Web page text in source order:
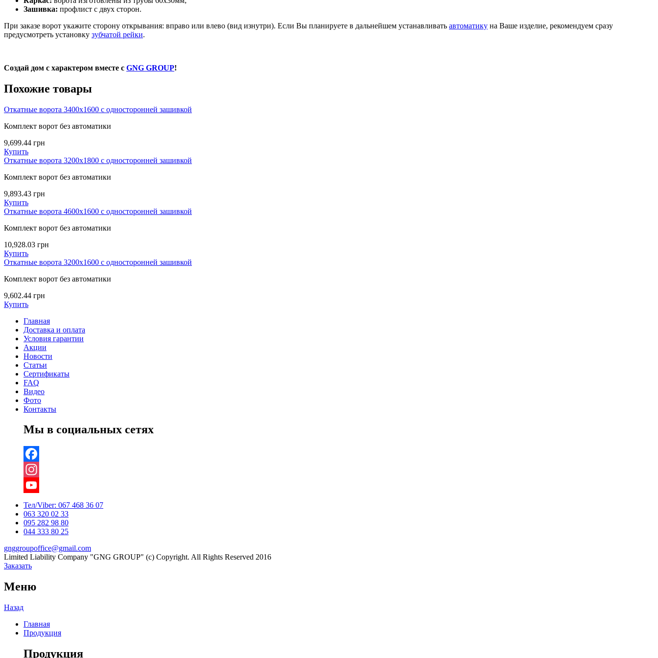
Зашивка: профлист с двух сторон.
При заказе ворот укажите сторону открывания: вправо или влево (вид изнутри). Если Вы планируете в дальнейшем устанавливать автоматику на Ваше изделие, рекомендуем сразу
предусмотреть установку зубчатой рейки.
Создай дом с характером вместе с GNG GROUP!
Похожие товары
Откатные ворота 3400х1600 с односторонней зашивкой
Комплект ворот без автоматики
9,699.44 грн
Купить
Откатные ворота 3200х1800 с односторонней зашивкой
Комплект ворот без автоматики
9,893.43 грн
Купить
Откатные ворота 4600х1600 с односторонней зашивкой
Комплект ворот без автоматики
10,928.03 грн
Купить
Откатные ворота 3200х1600 с односторонней зашивкой
Комплект ворот без автоматики
9,602.44 грн
Купить
Главная
Доставка и оплата
Условия гарантии
Акции
Новости
Статьи
Сертификаты
FAQ
Видео
Фото
Контакты
Мы в социальных сетях
Facebook
Instagram
YouTube
Channel
Тел/Viber: 067 468 36 07
063 320 02 33
095 282 98 80
044 333 80 25
gnggroupoffice@gmail.com
Limited Liability Company "GNG GROUP" (c) Copyright. All Rights Reserved 2016
Заказать
Меню
Назад
Главная
Продукция
Продукция